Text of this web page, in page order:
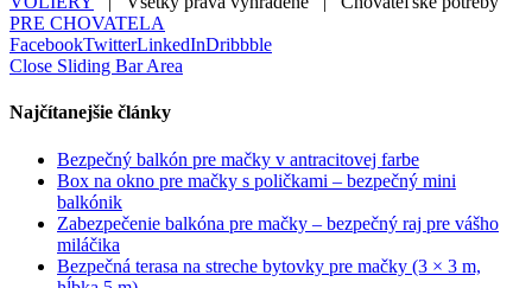
PRE CHOVATELA
FacebookTwitterLinkedInDribbble
Close Sliding Bar Area
Najčítanejšie články
Bezpečný balkón pre mačky v antracitovej farbe
Box na okno pre mačky s poličkami – bezpečný mini
balkónik
Zabezpečenie balkóna pre mačky – bezpečný raj pre vášho
miláčika
Bezpečná terasa na streche bytovky pre mačky (3 × 3 m,